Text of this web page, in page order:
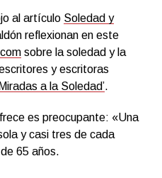
al artículo Soledad y
reflexionan en este
sobre la soledad y la
y escritoras
a la Soledad’.
es preocupante: «Una
y casi tres de cada
65 años.